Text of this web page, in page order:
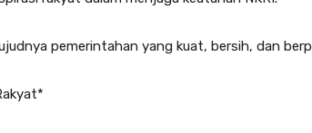
pemerintahan yang kuat, bersih, dan